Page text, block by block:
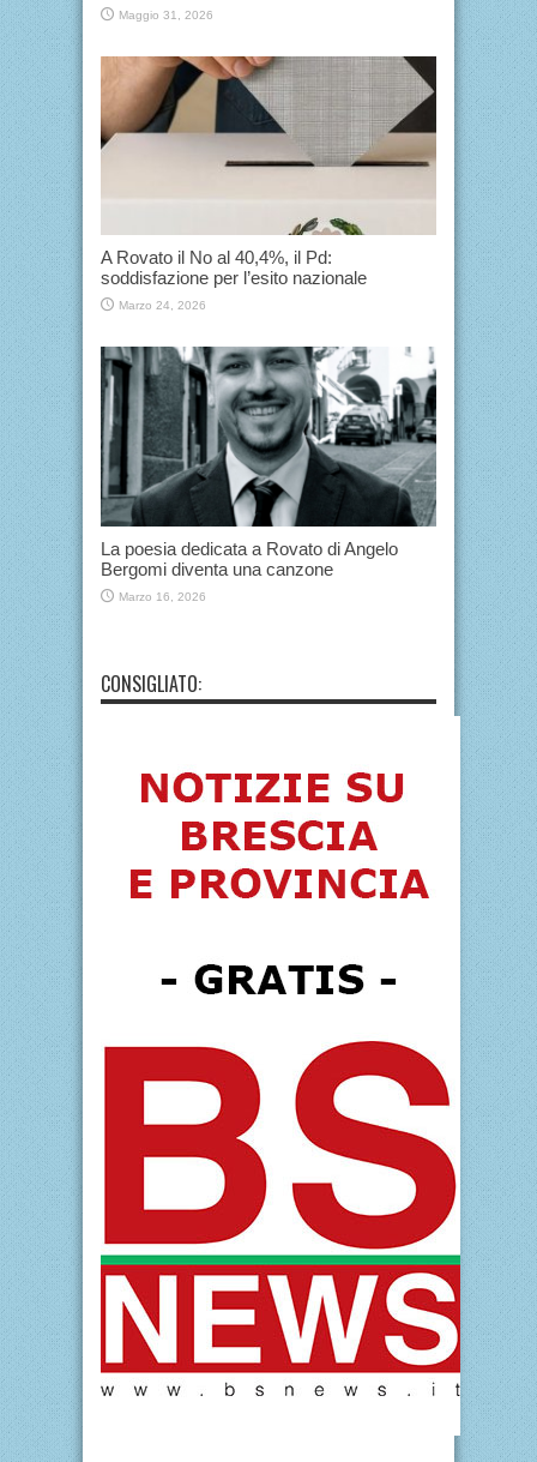
Maggio 31, 2026
A Rovato il No al 40,4%, il Pd:
soddisfazione per l’esito nazionale
Marzo 24, 2026
La poesia dedicata a Rovato di Angelo
Bergomi diventa una canzone
Marzo 16, 2026
CONSIGLIATO: